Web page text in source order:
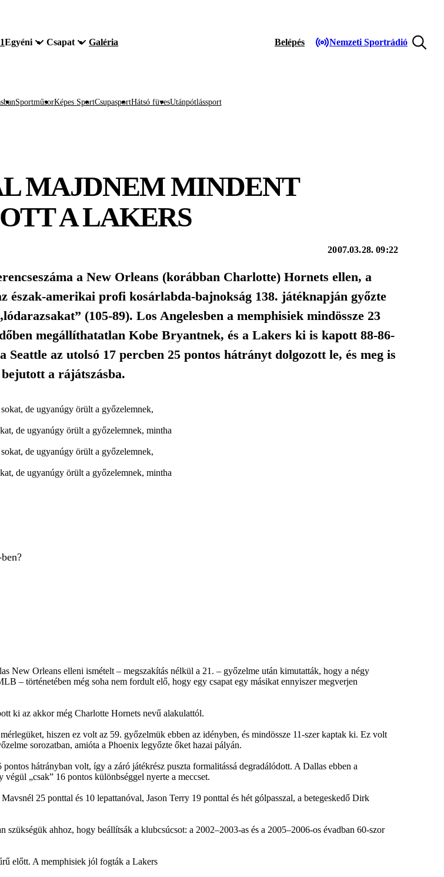
Egyéni Csapat Galéria Belépés Nemzeti Sportrádió
SportműsorKépes SportCsupasportHátsó füvesUtánpótlássport
MAJDNEM MINDENT
A LAKERS
2007.03.28. 09:22
a New Orleans (korábban Charlotte) Hornets ellen, a
észak-amerikai profi kosárlabda-bajnokság 138. játéknapján győzte
(105-89). Los Angelesben a memphisiek mindössze 23
megállíthatatlan Kobe Bryantnek, és a Lakers ki is kapott 88-86-
az utolsó 17 percben 25 pontos hátrányt dolgozott le, és meg is
a rájátszásba.
de ugyanúgy örült a győzelemnek, mintha
de ugyanúgy örült a győzelemnek, mintha
New Orleans elleni ismételt – megszakítás nélkül a 21. – győzelme után kimutatták, hogy a négy
– történetében még soha nem fordult elő, hogy egy csapat egy másikat ennyiszer megverjen
ki az akkor még Charlotte Hornets nevű alakulattól.
hiszen ez volt az 59. győzelmük ebben az idényben, és mindössze 11-szer kaptak ki. Ez volt
sorozatban, amióta a Phoenix legyőzte őket hazai pályán.
hátrányban volt, így a záró játékrész puszta formalitássá degradálódott. A Dallas ebben a
„csak” 16 pontos különbséggel nyerte a meccset.
25 ponttal és 10 lepattanóval, Jason Terry 19 ponttal és hét gólpasszal, a betegeskedő Dirk
szükségük ahhoz, hogy beállítsák a klubcsúcsot: a 2002–2003-as és a 2005–2006-os évadban 60-szor